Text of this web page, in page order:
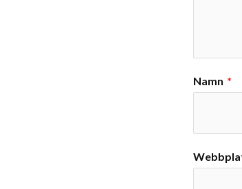
Namn *